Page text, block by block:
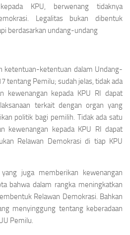
KPU, berwenang tidaknya
Legalitas bukan dibentuk
berdasarkan undang-undang
ketentuan-ketentuan dalam Undang-
tentang Pemilu; sudah jelas, tidak ada
kewenangan kepada KPU RI dapat
terkait dengan organ yang
politik bagi pemilih. Tidak ada satu
kewenangan kepada KPU RI dapat
Relawan Demokrasi di tiap KPU
juga memberikan kewenangan
bahwa dalam rangka meningkatkan
Relawan Demokrasi. Bahkan
menyinggung tentang keberadaan
Pemilu.